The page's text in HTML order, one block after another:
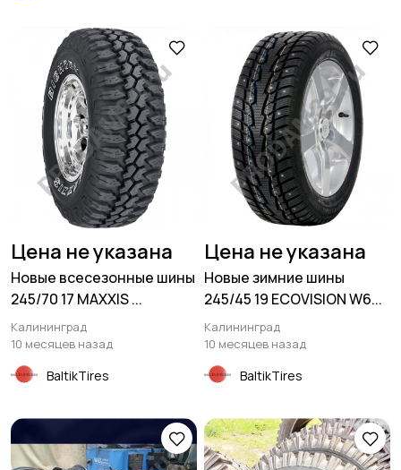
Цена не указана
Новые всесезонные шины
245/70 17 MAXXIS ...
Калининград
10 месяцев назад
BaltikTires
Цена не указана
Новые зимние шины
245/45 19 ECOVISION W6...
Калининград
10 месяцев назад
BaltikTires